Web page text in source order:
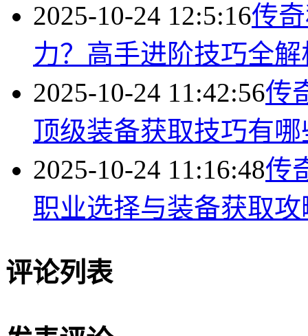
2025-10-24 12:5:16传
力？高手进阶技巧全解
2025-10-24 11:42:56传
顶级装备获取技巧有哪
2025-10-24 11:16:48传
职业选择与装备获取攻
评论列表